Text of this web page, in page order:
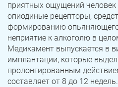
приятных ощущений
опиодиные рецепторы,
формированию
неприятие к алкоголю в
Медикамент выпускается в
имплантации, которые
пролонгированным
составляет от 8 до 12